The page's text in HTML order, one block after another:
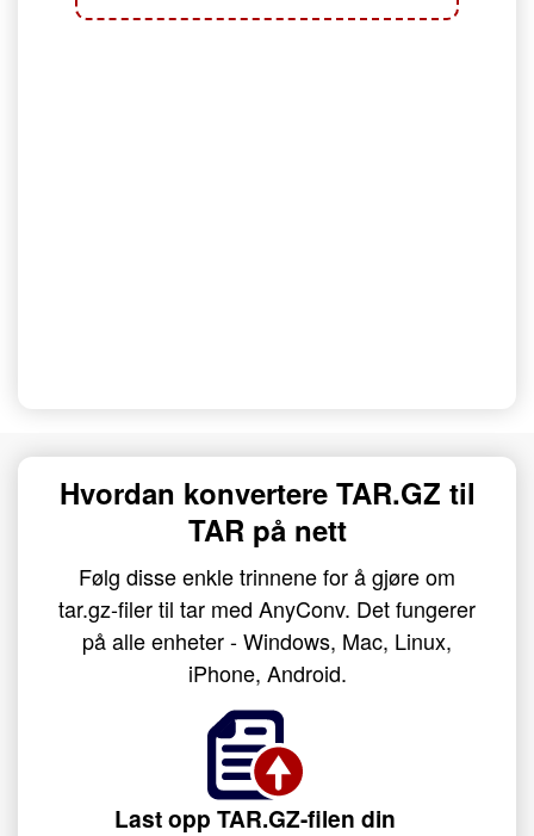
Hvordan konvertere TAR.GZ til
TAR på nett
Følg disse enkle trinnene for å gjøre om
tar.gz-filer til tar med AnyConv. Det fungerer
på alle enheter - Windows, Mac, Linux,
iPhone, Android.
Last opp TAR.GZ-filen din